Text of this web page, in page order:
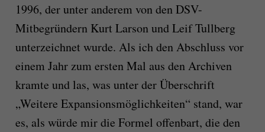
1996, der unter anderem von den DSV-
Mitbegründern Kurt Larson und Leif Tullberg
unterzeichnet wurde. Als ich den Abschluss vor
einem Jahr zum ersten Mal aus den Archiven
kramte und las, was unter der Überschrift
„Weitere Expansionsmöglichkeiten“ stand, war
es, als würde mir die Formel offenbart, die den